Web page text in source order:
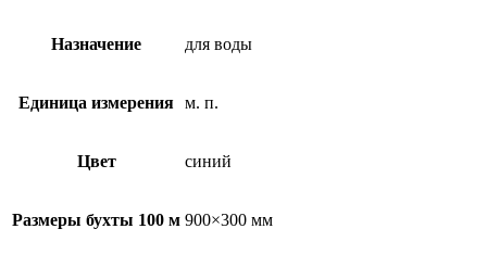
Назначение для воды
Единица измерения м. п.
Цвет синий
Размеры бухты 100 м 900×300 мм